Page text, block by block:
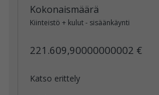
Kokonaismäärä
Kiinteistö + kulut - sisäänkäynti
221.609,90000000002 €
Katso erittely